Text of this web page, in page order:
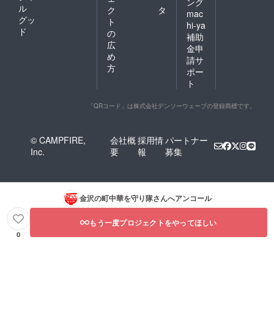
ル
グッ
ド
ク
ト
の
広
め
方
タ
mac
hi-ya
補助
金申
請サ
ポー
ト
「QRコード」は株式会社デンソーウェーブの登録商標です。
© CAMPFIRE,
Inc.
会社概
要
採用情
報
パートナー
募集
金沢の町中華を守り隊さんへアンコール
0
もう一度プロジェクトをやってほしい